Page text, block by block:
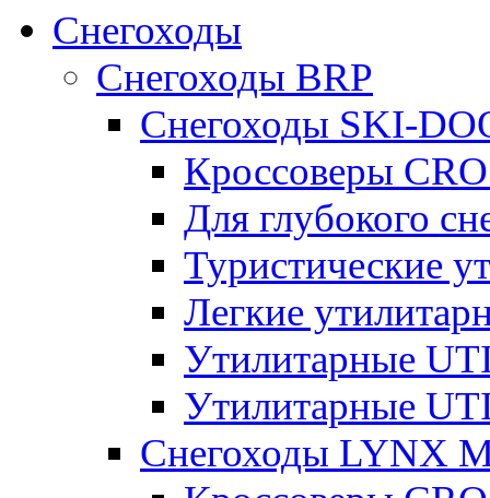
Снегоходы
Снегоходы BRP
Снегоходы SKI-
Кроссоверы
Для глубокого
Туристические
Легкие
Утилитарные
Утилитарные
Снегоходы LYNX